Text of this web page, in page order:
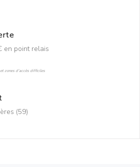
en point relais
zones d'accès difficiles
(59)